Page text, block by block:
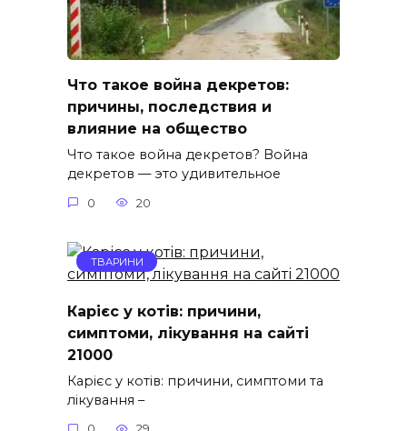
Что такое война декретов:
причины, последствия и
влияние на общество
Что такое война декретов? Война
декретов — это удивительное
0 20
ТВАРИНИ
Карієс у котів: причини,
симптоми, лікування на сайті
21000
Карієс у котів: причини, симптоми та
лікування –